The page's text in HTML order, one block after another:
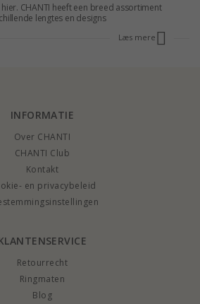
CHANTI heeft een breed assortiment
lengtes en designs
Læs mere
INFORMATIE
Over CHANTI
CHANTI Club
Kontakt
en privacybeleid
Retourrecht
Ringmaten
Blog